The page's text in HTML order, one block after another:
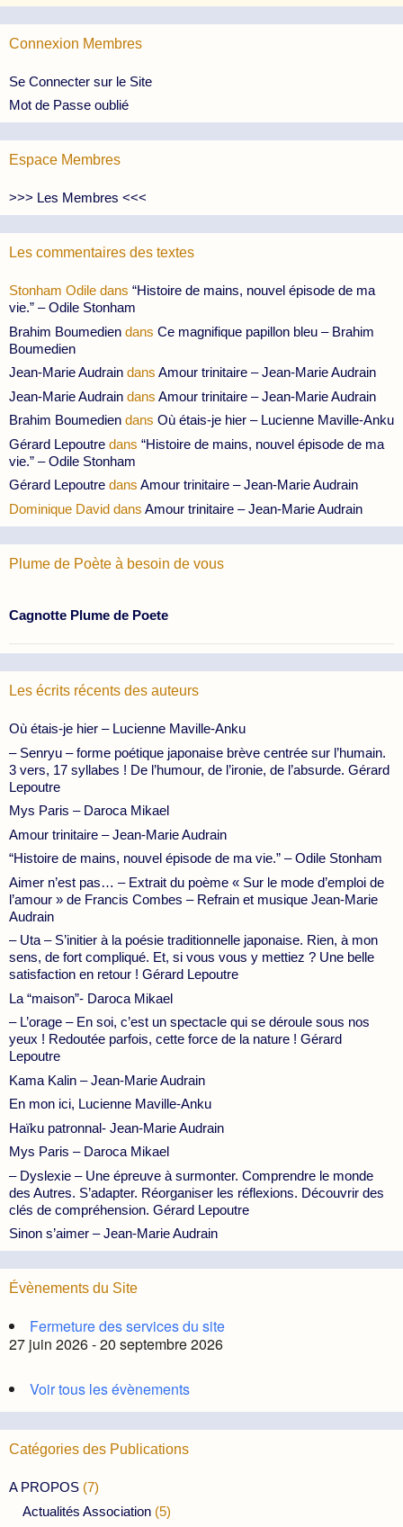
Connexion Membres
Se Connecter sur le Site
Mot de Passe oublié
Espace Membres
>>> Les Membres <<<
Les commentaires des textes
Stonham Odile dans “Histoire de mains, nouvel épisode de ma
vie.” – Odile Stonham
Brahim Boumedien dans Ce magnifique papillon bleu – Brahim
Boumedien
Jean-Marie Audrain dans Amour trinitaire – Jean-Marie Audrain
Jean-Marie Audrain dans Amour trinitaire – Jean-Marie Audrain
Brahim Boumedien dans Où étais-je hier – Lucienne Maville-Anku
Gérard Lepoutre dans “Histoire de mains, nouvel épisode de ma
vie.” – Odile Stonham
Gérard Lepoutre dans Amour trinitaire – Jean-Marie Audrain
Dominique David dans Amour trinitaire – Jean-Marie Audrain
Plume de Poète à besoin de vous
Cagnotte Plume de Poete
Les écrits récents des auteurs
Où étais-je hier – Lucienne Maville-Anku
– Senryu – forme poétique japonaise brève centrée sur l’humain.
3 vers, 17 syllabes ! De l’humour, de l’ironie, de l’absurde. Gérard
Lepoutre
Mys Paris – Daroca Mikael
Amour trinitaire – Jean-Marie Audrain
“Histoire de mains, nouvel épisode de ma vie.” – Odile Stonham
Aimer n’est pas… – Extrait du poème « Sur le mode d’emploi de
l’amour » de Francis Combes – Refrain et musique Jean-Marie
Audrain
– Uta – S’initier à la poésie traditionnelle japonaise. Rien, à mon
sens, de fort compliqué. Et, si vous vous y mettiez ? Une belle
satisfaction en retour ! Gérard Lepoutre
La “maison”- Daroca Mikael
– L’orage – En soi, c’est un spectacle qui se déroule sous nos
yeux ! Redoutée parfois, cette force de la nature ! Gérard
Lepoutre
Kama Kalin – Jean-Marie Audrain
En mon ici, Lucienne Maville-Anku
Haïku patronnal- Jean-Marie Audrain
Mys Paris – Daroca Mikael
– Dyslexie – Une épreuve à surmonter. Comprendre le monde
des Autres. S’adapter. Réorganiser les réflexions. Découvrir des
clés de compréhension. Gérard Lepoutre
Sinon s’aimer – Jean-Marie Audrain
Évènements du Site
Fermeture des services du site
27 juin 2026 - 20 septembre 2026
Voir tous les évènements
Catégories des Publications
A PROPOS (7)
Actualités Association (5)